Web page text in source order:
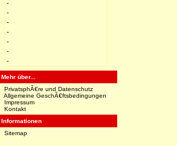
-
-
-
-
-
-
-
Mehr über...
PrivatsphÃ€re und Datenschutz
Allgemeine GeschÃ€ftsbedingungen
Impressum
Kontakt
Informationen
Sitemap